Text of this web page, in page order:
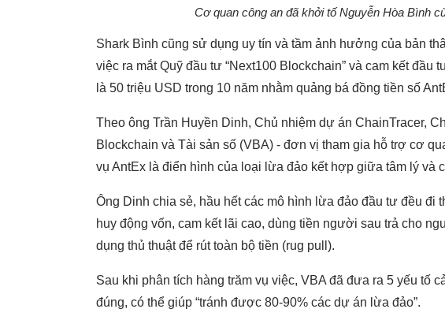
Cơ quan công an đã khởi tố Nguyễn Hòa Bình
Shark Bình cũng sử dụng uy tín và tầm ảnh hưởng của bản
việc ra mắt Quỹ đầu tư “Next100 Blockchain” và cam kết
là 50 triệu USD trong 10 năm nhằm quảng bá đồng tiền số
Theo ông Trần Huyền Dinh, Chủ nhiệm dự án ChainTracer,
Blockchain và Tài sản số (VBA) - đơn vị tham gia hỗ trợ cơ
vụ AntEx là điển hình của loại lừa đảo kết hợp giữa tâm lý và
Ông Dinh chia sẻ, hầu hết các mô hình lừa đảo đầu tư đều đi
huy động vốn, cam kết lãi cao, dùng tiền người sau trả cho
dụng thủ thuật để rút toàn bộ tiền (rug pull).
Sau khi phân tích hàng trăm vụ việc, VBA đã đưa ra 5 yếu tố
đúng, có thể giúp “tránh được 80-90% các dự án lừa đảo”.